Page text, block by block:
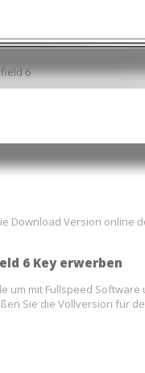
6
Download Version
6 Key erwerben
um mit Fullspeed
Sie die Vollversion für